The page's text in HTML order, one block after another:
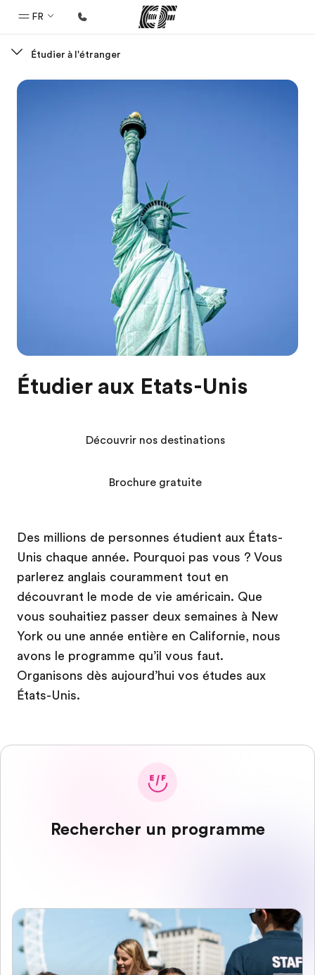
FR
Bienvenue chez EF
A propos de nous
Étudier à l'étranger
Étudier aux Etats-Unis
Des millions de personnes étudient aux États-
Unis chaque année. Pourquoi pas vous ? Vous
parlerez anglais couramment tout en
découvrant le mode de vie américain. Que
vous souhaitiez passer deux semaines à New
York ou une année entière en Californie, nous
avons le programme qu’il vous faut.
Organisons dès aujourd’hui vos études aux
États-Unis.
Découvrir nos destinations
Brochure gratuite
Rechercher un programme